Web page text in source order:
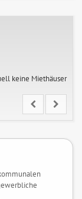
keine Miethäuser